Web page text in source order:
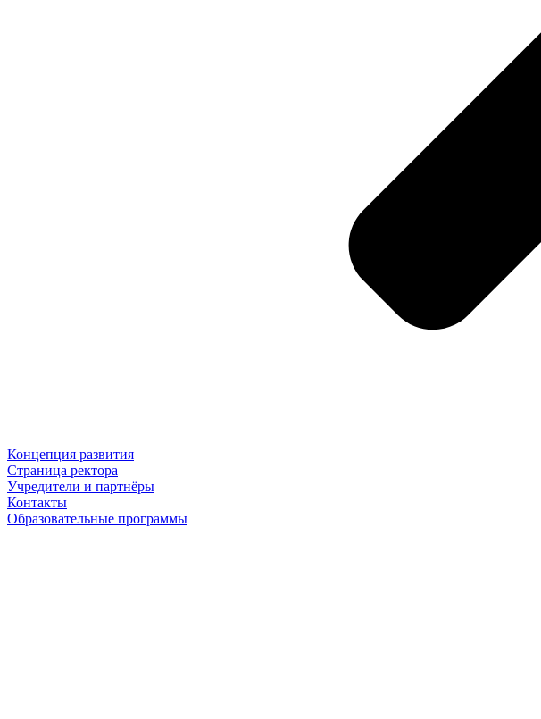
Концепция развития
Страница ректора
Учредители и партнёры
Контакты
Образовательные программы